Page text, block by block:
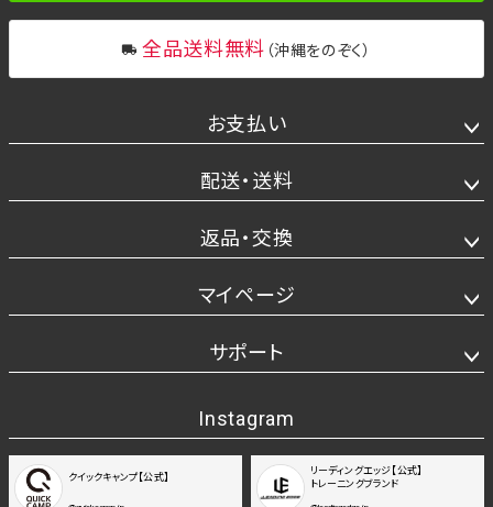
全品送料無料 （沖縄をのぞく）
お支払い
配送・送料
返品・交換
マイページ
サポート
Instagram
クイックキャンプ【公式】
リーディングエッジ【公式】
トレーニングブランド